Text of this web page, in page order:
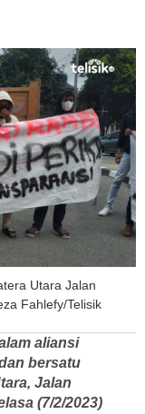
Utara Jalan
Fahlefy/Telisik
aliansi
bersatu
Jalan
(7/2/2023)